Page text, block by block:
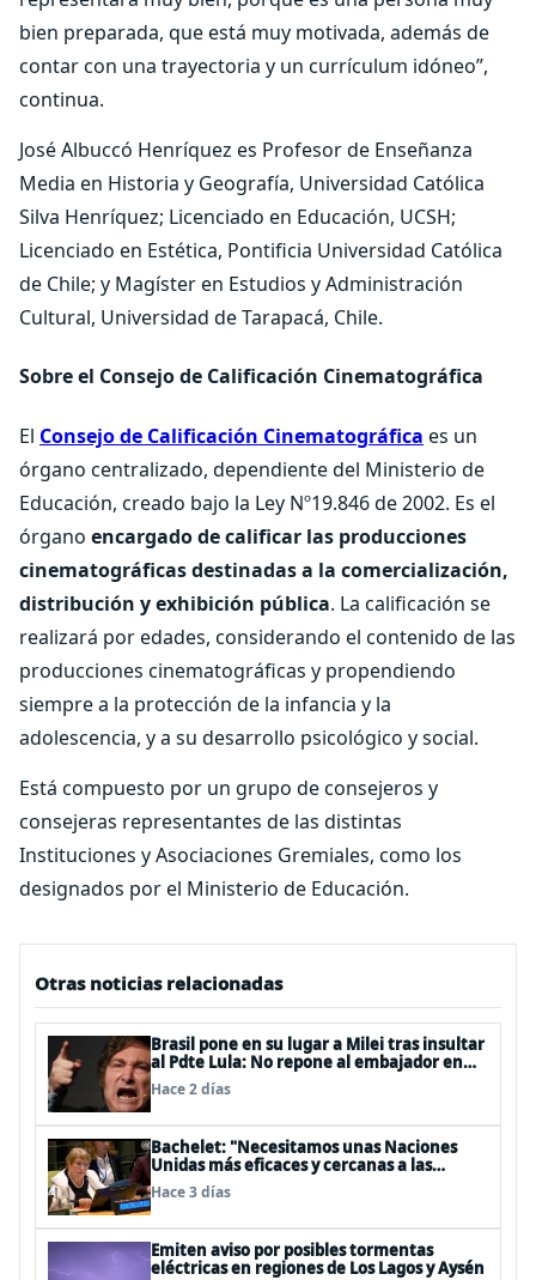
bien preparada, que está muy motivada, además de
contar con una trayectoria y un currículum idóneo”,
continua.
José Albuccó Henríquez es Profesor de Enseñanza
Media en Historia y Geografía, Universidad Católica
Silva Henríquez; Licenciado en Educación, UCSH;
Licenciado en Estética, Pontificia Universidad Católica
de Chile; y Magíster en Estudios y Administración
Cultural, Universidad de Tarapacá, Chile.
Sobre el Consejo de Calificación Cinematográfica
El Consejo de Calificación Cinematográfica es un
órgano centralizado, dependiente del Ministerio de
Educación, creado bajo la Ley Nº19.846 de 2002. Es el
órgano encargado de calificar las producciones
cinematográficas destinadas a la comercialización,
distribución y exhibición pública. La calificación se
realizará por edades, considerando el contenido de las
producciones cinematográficas y propendiendo
siempre a la protección de la infancia y la
adolescencia, y a su desarrollo psicológico y social.
Está compuesto por un grupo de consejeros y
consejeras representantes de las distintas
Instituciones y Asociaciones Gremiales, como los
designados por el Ministerio de Educación.
Otras noticias relacionadas
Brasil pone en su lugar a Milei tras insultar
al Pdte Lula: No repone al embajador en
BBSS y rebaja la relación bilateral
Hace 2 días
Bachelet: "Necesitamos unas Naciones
Unidas más eficaces y cercanas a las
personas"
Hace 3 días
Emiten aviso por posibles tormentas
eléctricas en regiones de Los Lagos y Aysén